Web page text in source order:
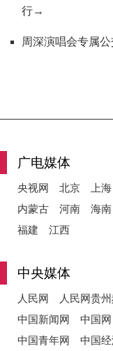
行→
周深演唱会专属公
广电媒体
央视网 北京 上海
内蒙古
河南 海南
福建
江西
中央媒体
人民网 人民网贵
中国新闻网
中国网
中国青年网
中国